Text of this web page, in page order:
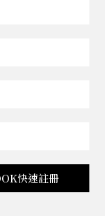
快速註冊